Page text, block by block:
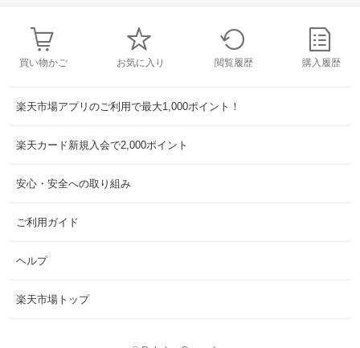
買い物かご お気に入り 閲覧履歴 購入履歴
楽天市場アプリのご利用で最大1,000ポイント！
楽天カード新規入会で2,000ポイント
安心・安全への取り組み
ご利用ガイド
ヘルプ
楽天市場トップ